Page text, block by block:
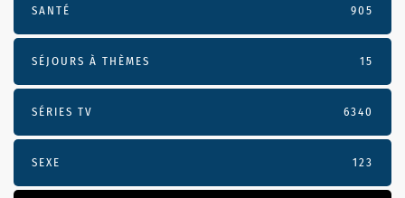
SANTÉ 905
SÉJOURS À THÈMES 15
SÉRIES TV 6340
SEXE 123